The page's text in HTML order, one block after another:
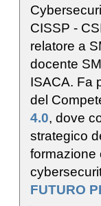
CISSP -
relatore a
docente
ISACA. Fa
del
4.0, dove
strategico
formazione
FUTURO